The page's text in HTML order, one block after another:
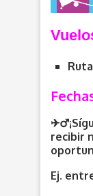
V
recibir
Ej.